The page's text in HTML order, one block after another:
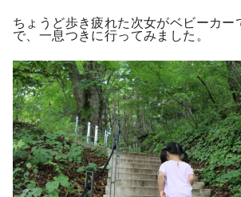
ちょうど歩き疲れた次女がベビーカー
で、一息つきに行ってみました。